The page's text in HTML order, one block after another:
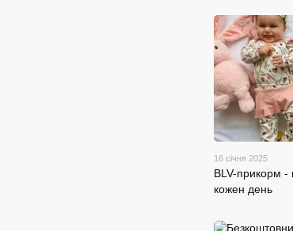
16 січня 2025
BLV-прикорм -
кожен день